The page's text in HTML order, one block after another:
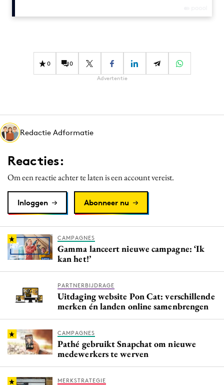
Design
Effectiviteit
Gedragsverandering
Martech
Media
PR
Programmatic
Purpose Marketing
Reputatie & crisis
0 0
Advertentie
Redactie Adformatie
Reacties:
Om een reactie achter te laten is een account vereist.
Inloggen Abonneer nu
CAMPAGNES
Gamma lanceert nieuwe campagne: ‘Ik
kan het!’
PARTNERBIJDRAGE
Uitdaging website Pon Cat: verschillende
merken én landen online samenbrengen
CAMPAGNES
Pathé gebruikt Snapchat om nieuwe
medewerkers te werven
MERKSTRATEGIE